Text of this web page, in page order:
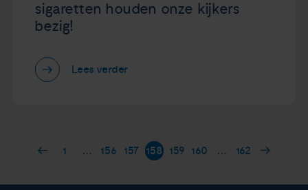
sigaretten houden onze kijkers
bezig!
Lees verder
1 … 156 157 158 159 160 … 162